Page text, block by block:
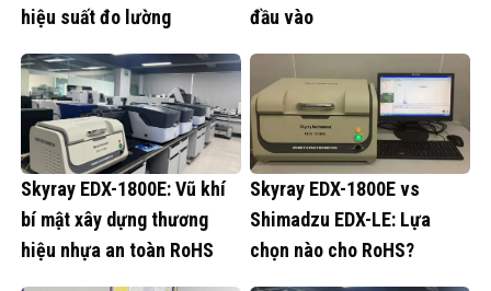
hiệu suất đo lường
đầu vào
Skyray EDX-1800E: Vũ khí
bí mật xây dựng thương
hiệu nhựa an toàn RoHS
Skyray EDX-1800E vs
Shimadzu EDX-LE: Lựa
chọn nào cho RoHS?